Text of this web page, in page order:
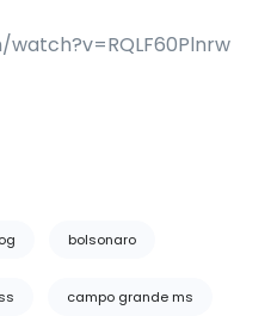
bolsonaro
campo grande ms